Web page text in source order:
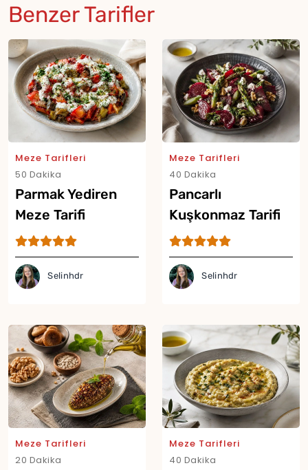
Benzer Tarifler
Meze Tarifleri
50 Dakika
Parmak Yediren
Meze Tarifi
Selinhdr
Meze Tarifleri
40 Dakika
Pancarlı
Kuşkonmaz Tarifi
Selinhdr
Meze Tarifleri
20 Dakika
Meze Tarifleri
40 Dakika